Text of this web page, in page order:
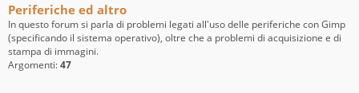
Periferiche ed altro
In questo forum si parla di problemi legati all'uso delle periferiche con Gimp
(specificando il sistema operativo), oltre che a problemi di acquisizione e di
stampa di immagini.
Argomenti:47